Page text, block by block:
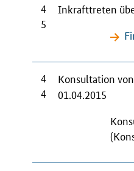
4
5
Inkrafttreten
4
4
Konsultation
01.04.2015